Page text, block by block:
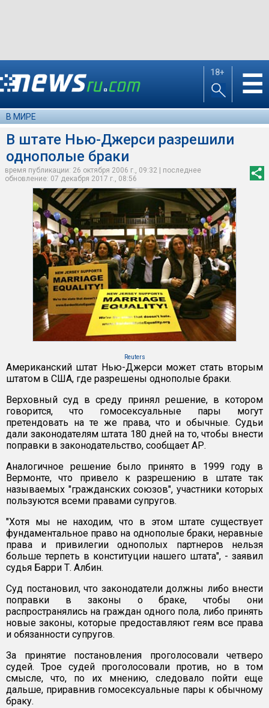
18+ ☰
В МИРЕ
В штате Нью-Джерси разрешили
однополые браки
время публикации: 26 октября 2006 г., 09:32 | последнее
обновление: 07 декабря 2017 г., 08:56
Reuters
Американский штат Нью-Джерси может стать вторым
штатом в США, где разрешены однополые браки.
Верховный суд в среду принял решение, в котором
говорится, что гомосексуальные пары могут
претендовать на те же права, что и обычные. Судьи
дали законодателям штата 180 дней на то, чтобы внести
поправки в законодательство, сообщает АР.
Аналогичное решение было принято в 1999 году в
Вермонте, что привело к разрешению в штате так
называемых "гражданских союзов", участники которых
пользуются всеми правами супругов.
"Хотя мы не находим, что в этом штате существует
фундаментальное право на однополые браки, неравные
права и привилегии однополых партнеров нельзя
больше терпеть в конституции нашего штата", - заявил
судья Барри Т. Албин.
Суд постановил, что законодатели должны либо внести
поправки в законы о браке, чтобы они
распространялись на граждан одного пола, либо принять
новые законы, которые предоставляют геям все права
и обязанности супругов.
За принятие постановления проголосовали четверо
судей. Трое судей проголосовали против, но в том
смысле, что, по их мнению, следовало пойти еще
дальше, приравнив гомосексуальные пары к обычному
браку.